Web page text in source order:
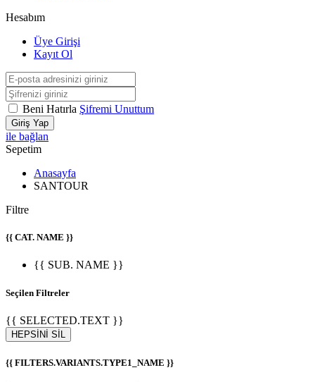
Hesabım
Üye Girişi
Kayıt Ol
Beni Hatırla Şifremi Unuttum
Giriş Yap
ile bağlan
Sepetim
Anasayfa
SANTOUR
Filtre
{{ CAT. NAME }}
{{ SUB. NAME }}
Seçilen Filtreler
{{ SELECTED.TEXT }}
HEPSİNİ SİL
{{ FILTERS.VARIANTS.TYPE1_NAME }}